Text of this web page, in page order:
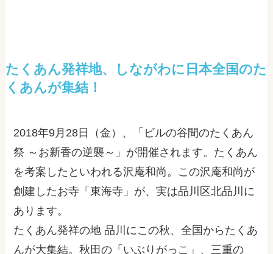
たくあん発祥地、しながわに日本全国のた
くあんが集結！
2018年9月28日（金）、「ビルの谷間のたくあん
祭 ～お新香の逆襲～」が開催されます。たくあん
を考案したといわれる沢庵和尚。この沢庵和尚が
創建したお寺「東海寺」が、実は品川区北品川に
あります。
たくあん発祥の地 品川にこの秋、全国からたくあ
んが大集結。秋田の「いぶりがっこ」、三重の